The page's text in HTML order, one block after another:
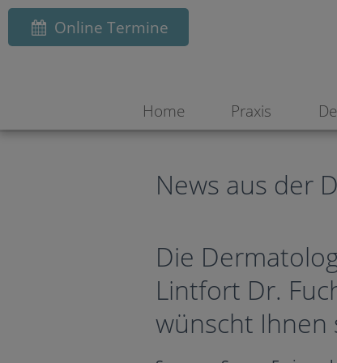
Online Termine
Home Praxis
News aus der
Die
Lintfort Dr.
wünscht Ihnen